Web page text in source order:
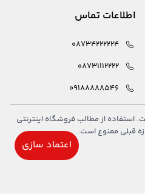
اطلاعات تماس
08734222224
08731112222
09188888546
اعتماد سازی
استفاده از مطالب فروشگاه اینترنتی
قبلی ممنوع است.